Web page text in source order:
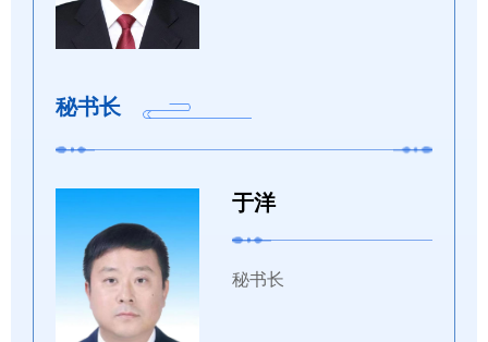
秘书长
于洋
秘书长